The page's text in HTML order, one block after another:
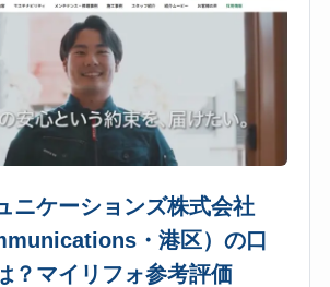
ニケーションズ株式会社
・港区）の口
？マイリフォ参考評価